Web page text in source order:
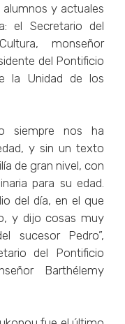
y actuales
el Secretario del
monseñor
del Pontificio
la Unidad de los
siempre nos ha
y sin un texto
de gran nivel, con
para su edad.
del día, en el que
y dijo cosas muy
sucesor Pedro”,
del Pontificio
Barthélemy